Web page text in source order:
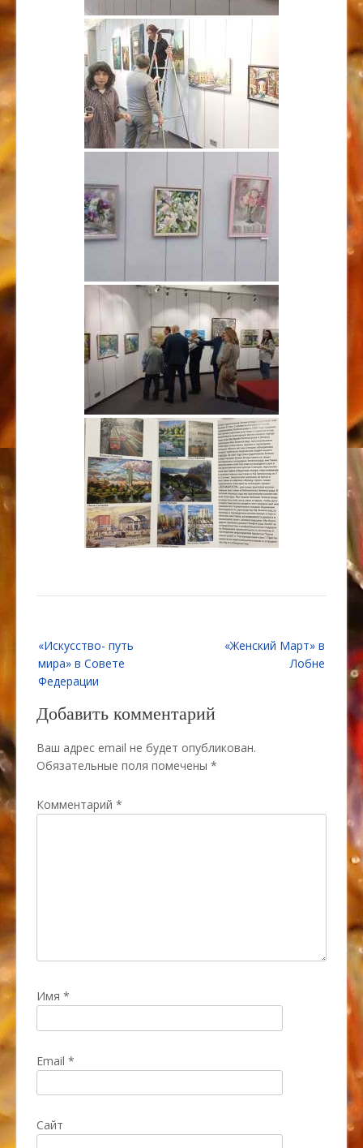
по
записям
«Искусство- путь
мира» в Совете
Федерации
«Женский Март» в
Лобне
Добавить комментарий
Ваш адрес email не будет опубликован.
Обязательные поля помечены *
Комментарий *
Имя *
Email *
Сайт